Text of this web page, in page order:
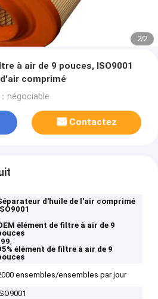
2/2
à air de 9 pouces, ISO9001
comprimé
négociable
Contactez
d'huile de l'air comprimé
élément de filtre à air de 9
99,
élément de filtre à air de 9
ensembles/ensembles par jour